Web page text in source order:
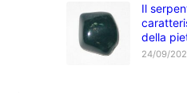
Il
della
24/09/